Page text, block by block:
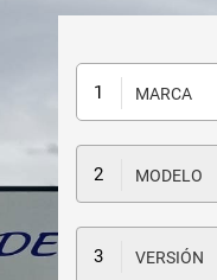
MARCA
MODELO
VERSIÓN